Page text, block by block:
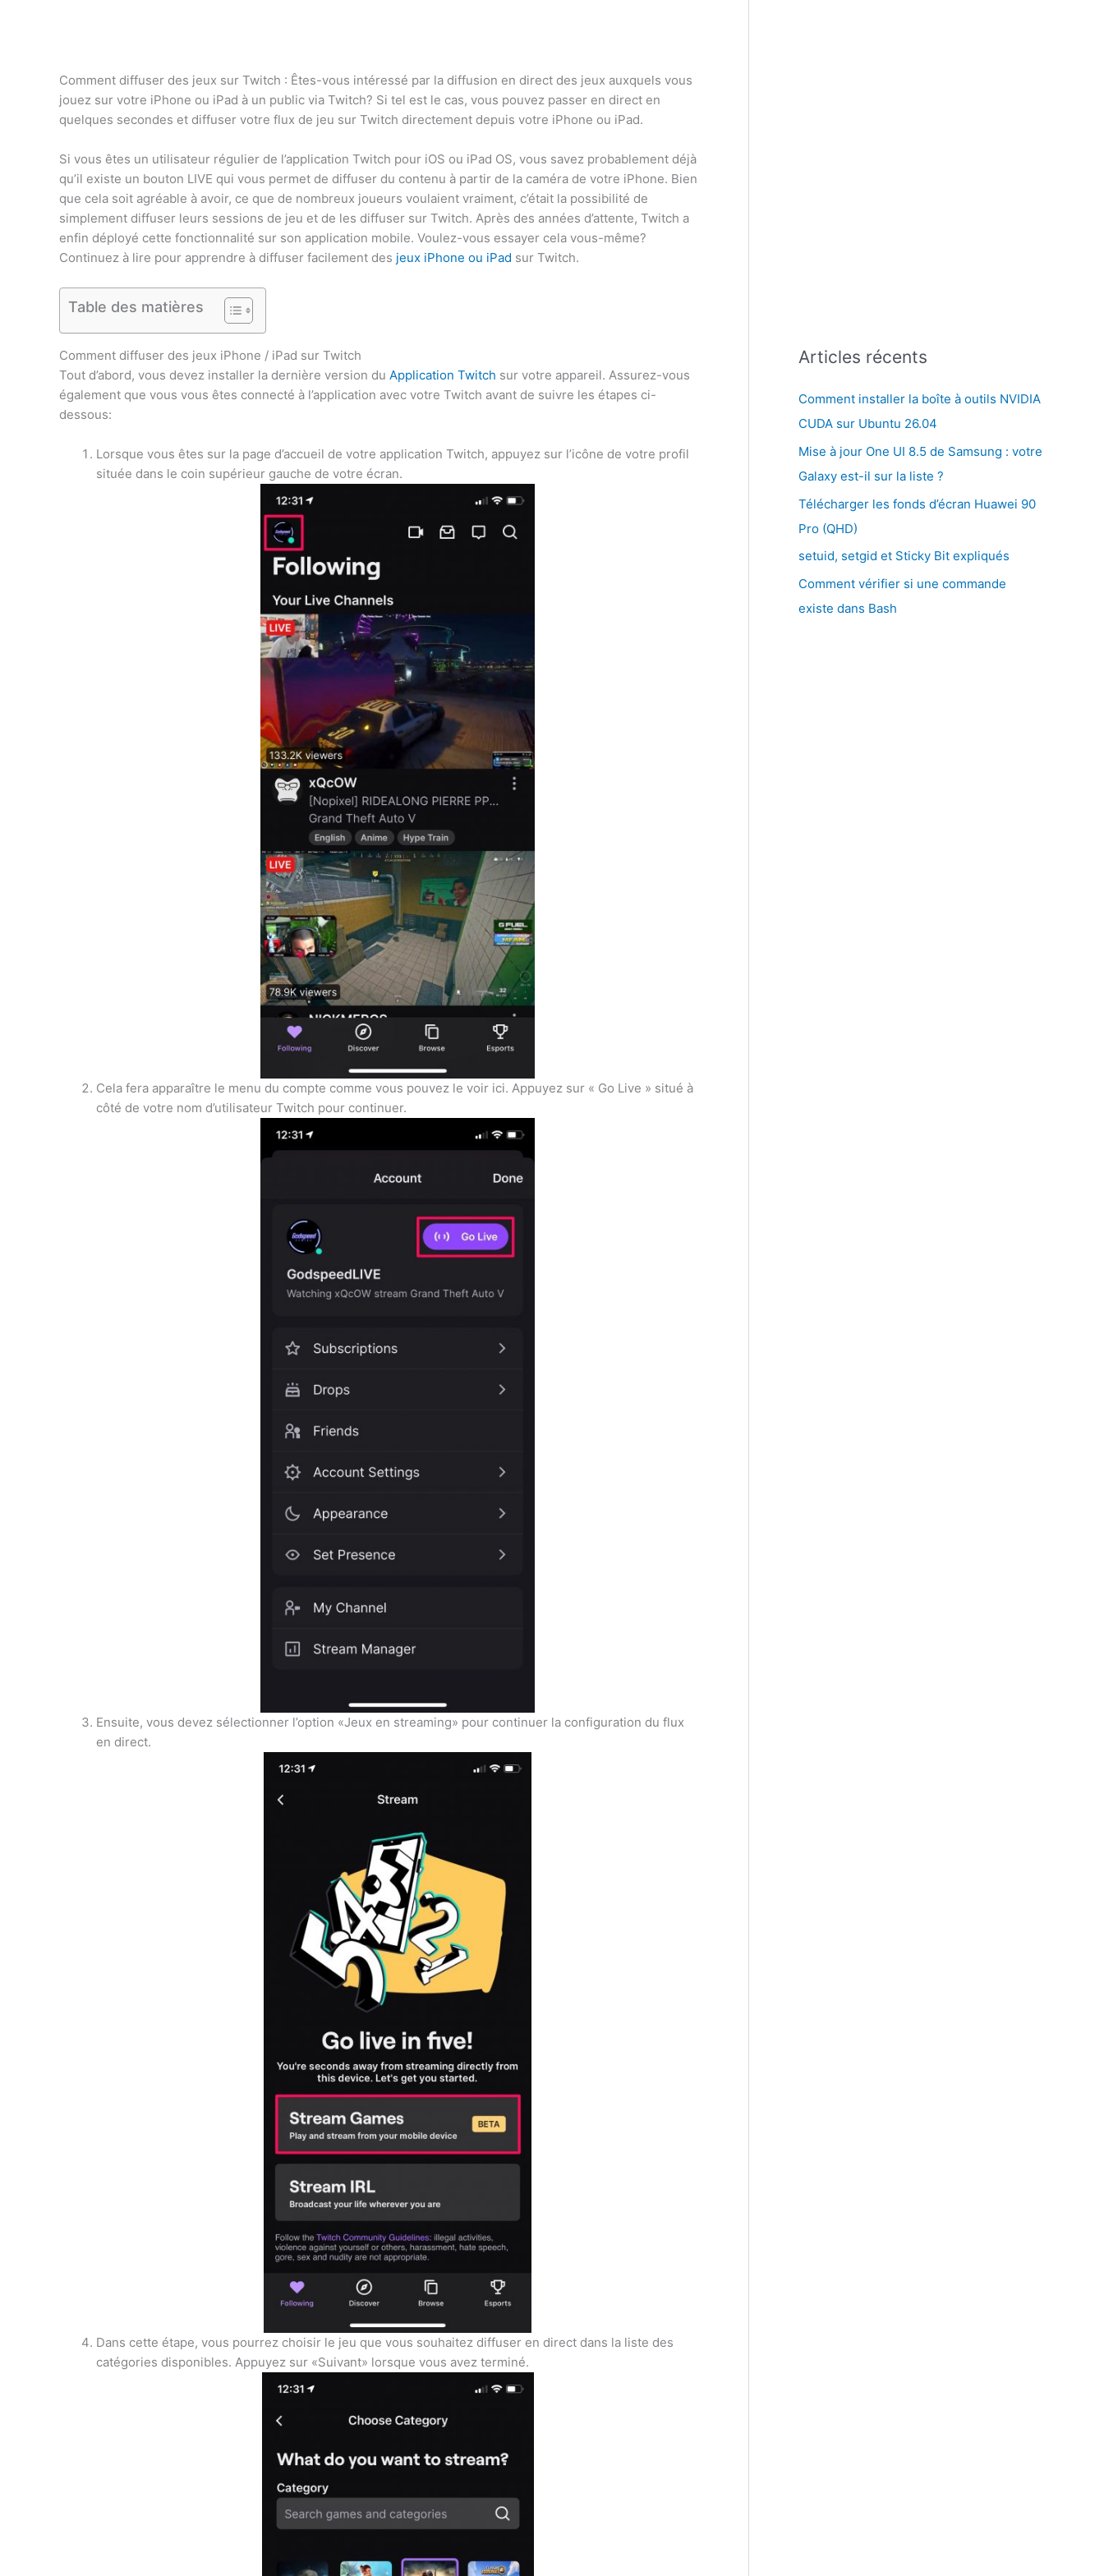
Comment diffuser des jeux sur Twitch : Êtes-vous intéressé par la diffusion en direct des jeux auxquels vous
jouez sur votre iPhone ou iPad à un public via Twitch? Si tel est le cas, vous pouvez passer en direct en
quelques secondes et diffuser votre flux de jeu sur Twitch directement depuis votre iPhone ou iPad.
Si vous êtes un utilisateur régulier de l’application Twitch pour iOS ou iPad OS, vous savez probablement déjà
qu’il existe un bouton LIVE qui vous permet de diffuser du contenu à partir de la caméra de votre iPhone. Bien
que cela soit agréable à avoir, ce que de nombreux joueurs voulaient vraiment, c’était la possibilité de
simplement diffuser leurs sessions de jeu et de les diffuser sur Twitch. Après des années d’attente, Twitch a
enfin déployé cette fonctionnalité sur son application mobile. Voulez-vous essayer cela vous-même?
Continuez à lire pour apprendre à diffuser facilement des jeux iPhone ou iPad sur Twitch.
Table des matières
Comment diffuser des jeux iPhone / iPad sur Twitch
Tout d’abord, vous devez installer la dernière version du Application Twitch sur votre appareil. Assurez-vous
également que vous vous êtes connecté à l’application avec votre Twitch avant de suivre les étapes ci-
dessous:
Lorsque vous êtes sur la page d’accueil de votre application Twitch, appuyez sur l’icône de votre profil
située dans le coin supérieur gauche de votre écran.
Cela fera apparaître le menu du compte comme vous pouvez le voir ici. Appuyez sur « Go Live » situé à
côté de votre nom d’utilisateur Twitch pour continuer.
Ensuite, vous devez sélectionner l’option «Jeux en streaming» pour continuer la configuration du flux
en direct.
Dans cette étape, vous pourrez choisir le jeu que vous souhaitez diffuser en direct dans la liste des
catégories disponibles. Appuyez sur «Suivant» lorsque vous avez terminé.
Articles récents
Comment installer la boîte à outils NVIDIA
CUDA sur Ubuntu 26.04
Mise à jour One UI 8.5 de Samsung : votre
Galaxy est-il sur la liste ?
Télécharger les fonds d’écran Huawei 90
Pro (QHD)
setuid, setgid et Sticky Bit expliqués
Comment vérifier si une commande
existe dans Bash